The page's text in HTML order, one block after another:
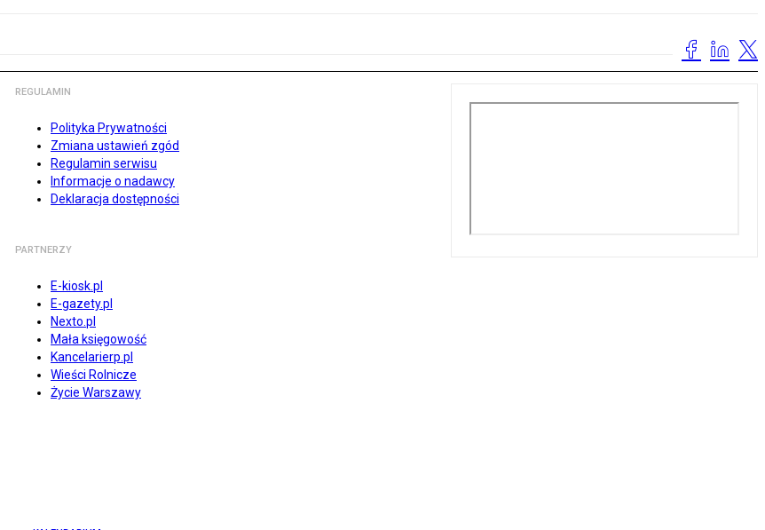
REGULAMIN
Polityka Prywatności
Zmiana ustawień zgód
Regulamin serwisu
Informacje o nadawcy
Deklaracja dostępności
PARTNERZY
E-kiosk.pl
E-gazety.pl
Nexto.pl
Mała księgowość
Kancelarierp.pl
Wieści Rolnicze
Życie Warszawy